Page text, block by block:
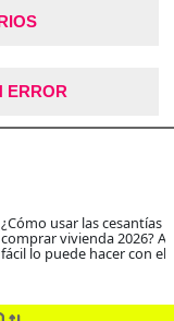
ERROR
¿Cómo usar las cesantías
comprar vivienda 2026?
fácil lo puede hacer con el